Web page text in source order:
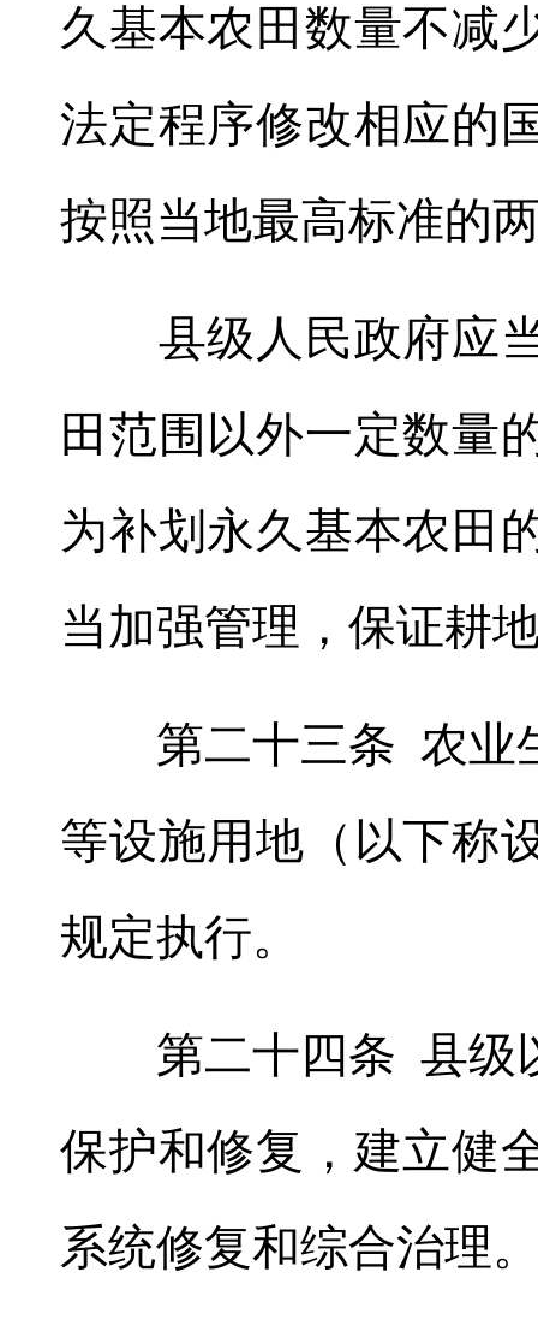
久基本农田数量不减
法定程序修改相应的
按照当地最高标准的
县级人民政府应当
田范围以外一定数量
为补划永久基本农田
当加强管理，保证耕
第二十三条 农业生
等设施用地（以下称
规定执行。
第二十四条 县级以
保护和修复 ， 建立健
系统修复和综合治理